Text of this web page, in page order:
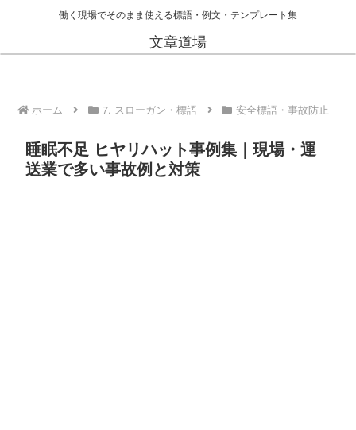
働く現場でそのまま使える標語・例文・テンプレート集
文章道場
ホーム 7. スローガン・標語 安全標語・事故防止
睡眠不足 ヒヤリハット事例集｜現場・運
送業で多い事故例と対策